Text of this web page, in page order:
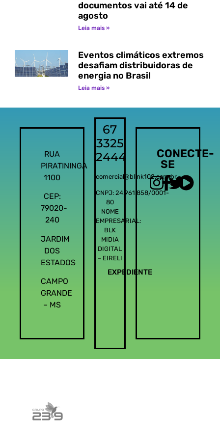
documentos vai até 14 de
agosto
Leia mais »
Eventos climáticos extremos
desafiam distribuidoras de
energia no Brasil
Leia mais »
RUA
PIRATININGA
1100
CEP:
79020-
240
JARDIM
DOS
ESTADOS
CAMPO
GRANDE
– MS
67
3325
2444
comercial@blink102.com.br
CNPJ: 24.961.858/0001-
80
NOME
EMPRESARIAL:
BLK
MIDIA
DIGITAL
– EIRELI
EXPEDIENTE
CONECTE-
SE